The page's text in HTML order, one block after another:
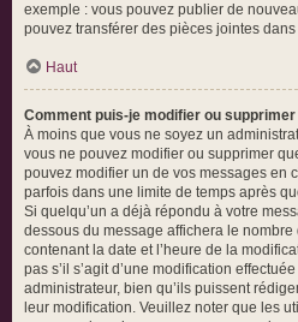
exemple : vous pouvez publier de
pouvez transférer des pièces jointes dans
Haut
Comment puis-je modifier ou
À moins que vous ne soyez un
vous ne pouvez modifier ou supprimer
pouvez modifier un de vos messages en
parfois dans une limite de temps après
Si quelqu’un a déjà répondu à votre
dessous du message affichera le nombre
contenant la date et l’heure de la
pas s’il s’agit d’une modification
administrateur, bien qu’ils puissent
leur modification. Veuillez noter que les